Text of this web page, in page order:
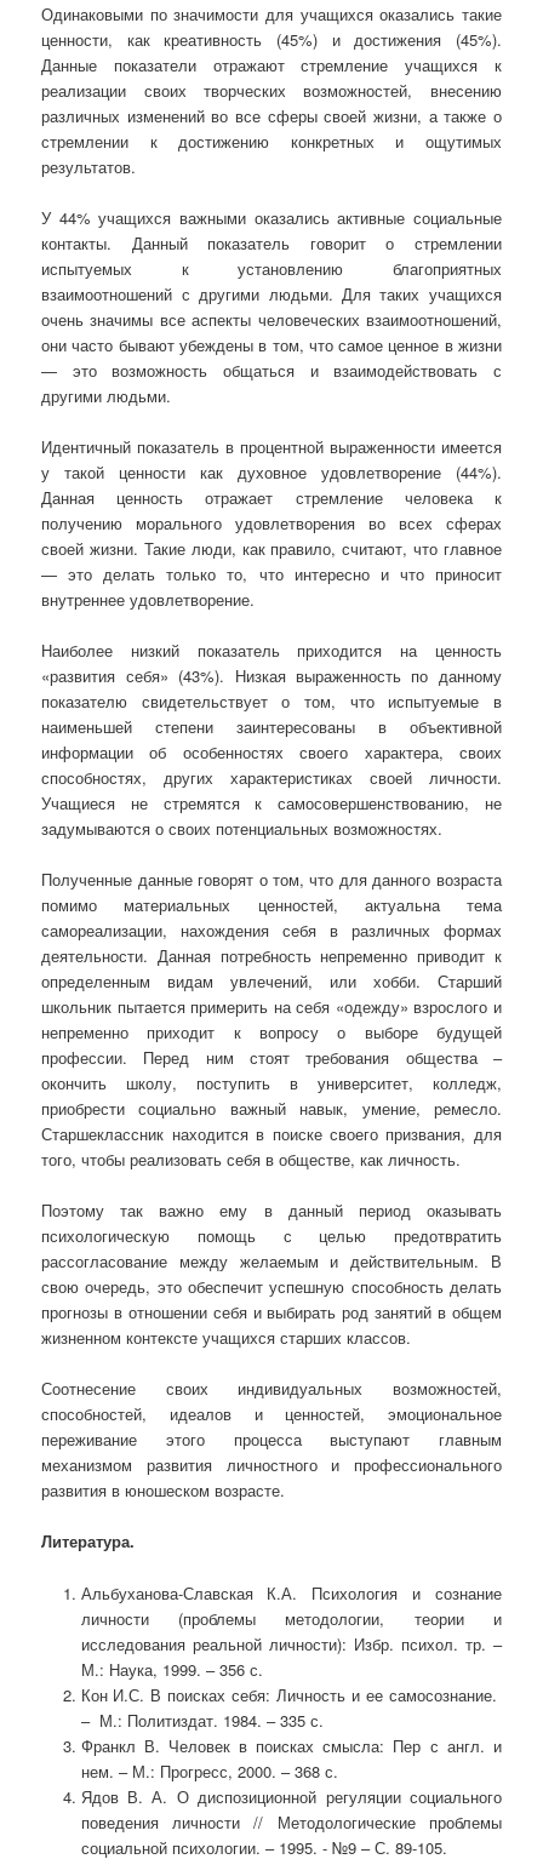
Одинаковыми по значимости для учащихся оказались такие
ценности, как креативность (45%) и достижения (45%).
Данные показатели отражают стремление учащихся к
реализации своих творческих возможностей, внесению
различных изменений во все сферы своей жизни, а также о
стремлении к достижению конкретных и ощутимых
результатов.
У 44% учащихся важными оказались активные социальные
контакты. Данный показатель говорит о стремлении
испытуемых к установлению благоприятных
взаимоотношений с другими людьми. Для таких учащихся
очень значимы все аспекты человеческих взаимоотношений,
они часто бывают убеждены в том, что самое ценное в жизни
— это возможность общаться и взаимодействовать с
другими людьми.
Идентичный показатель в процентной выраженности имеется
у такой ценности как духовное удовлетворение (44%).
Данная ценность отражает стремление человека к
получению морального удовлетворения во всех сферах
своей жизни. Такие люди, как правило, считают, что главное
— это делать только то, что интересно и что приносит
внутреннее удовлетворение.
Наиболее низкий показатель приходится на ценность
«развития себя» (43%). Низкая выраженность по данному
показателю свидетельствует о том, что испытуемые в
наименьшей степени заинтересованы в объективной
информации об особенностях своего характера, своих
способностях, других характеристиках своей личности.
Учащиеся не стремятся к самосовершенствованию, не
задумываются о своих потенциальных возможностях.
Полученные данные говорят о том, что для данного возраста
помимо материальных ценностей, актуальна тема
самореализации, нахождения себя в различных формах
деятельности. Данная потребность непременно приводит к
определенным видам увлечений, или хобби. Старший
школьник пытается примерить на себя «одежду» взрослого и
непременно приходит к вопросу о выборе будущей
профессии. Перед ним стоят требования общества –
окончить школу, поступить в университет, колледж,
приобрести социально важный навык, умение, ремесло.
Старшеклассник находится в поиске своего призвания, для
того, чтобы реализовать себя в обществе, как личность.
Поэтому так важно ему в данный период оказывать
психологическую помощь с целью предотвратить
рассогласование между желаемым и действительным. В
свою очередь, это обеспечит успешную способность делать
прогнозы в отношении себя и выбирать род занятий в общем
жизненном контексте учащихся старших классов.
Соотнесение своих индивидуальных возможностей,
способностей, идеалов и ценностей, эмоциональное
переживание этого процесса выступают главным
механизмом развития личностного и профессионального
развития в юношеском возрасте.
Литература.
Альбуханова-Славская К.А. Психология и сознание
личности (проблемы методологии, теории и
исследования реальной личности): Избр. психол. тр. –
М.: Наука, 1999. – 356 с.
Кон И.С. В поисках себя: Личность и ее самосознание.
– М.: Политиздат. 1984. – 335 с.
Франкл В. Человек в поисках смысла: Пер с англ. и
нем. – М.: Прогресс, 2000. – 368 с.
Ядов В. А. О диспозиционной регуляции социального
поведения личности // Методологические проблемы
социальной психологии. – 1995. - №9 – С. 89-105.